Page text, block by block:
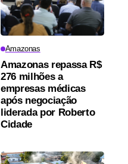
Amazonas
Amazonas repassa R$
276 milhões a
empresas médicas
após negociação
liderada por Roberto
Cidade